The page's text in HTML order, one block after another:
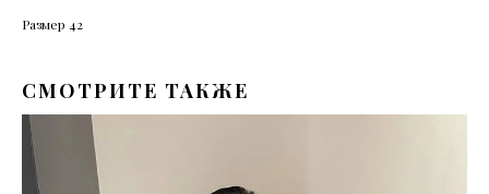
Размер 42
СМОТРИТЕ ТАКЖЕ